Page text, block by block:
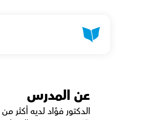
عن المدرس